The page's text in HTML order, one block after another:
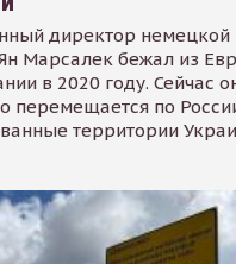
директор немецкой
Марсалек бежал из
в 2020 году. Сейчас
перемещается по
территории